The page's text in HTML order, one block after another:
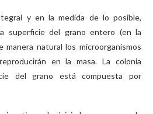
y en la medida de lo posible,
superficie del grano entero (en la
manera natural los microorganismos
en la masa. La colonia
del grano está compuesta por